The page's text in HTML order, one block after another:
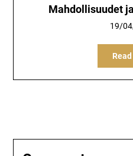
Mahdollisuudet
19/